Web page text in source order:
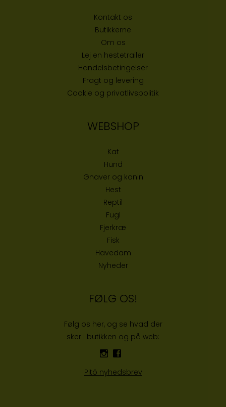
Kontakt os
Butikkerne
Om os
Lej en hestetrailer
Handelsbetingelser
Fragt og levering
Cookie og privatlivspolitik
WEBSHOP
Kat
Hund
Gnaver og kanin
Hest
Reptil
Fugl
Fjerkræ
Fisk
Havedam
Nyheder
FØLG OS!
Følg os her, og se hvad der
sker i butikken og på web:
Pitó nyhedsbrev